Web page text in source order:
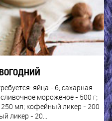
яйца - 6; сахарная
мороженое - 500 г;
мл; кофейный ликер - 200
ликер - 20...